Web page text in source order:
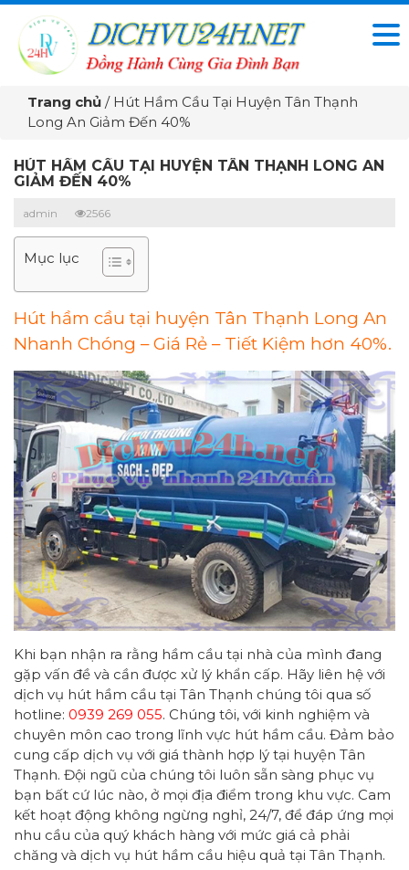
Trang chủ / Hút Hầm Cầu Tại Huyện Tân Thạnh
Long An Giảm Đến 40%
HÚT HẦM CẦU TẠI HUYỆN TÂN THẠNH LONG AN
GIẢM ĐẾN 40%
admin 2566
Mục lục
Hút hầm cầu tại huyện Tân Thạnh Long An
Nhanh Chóng – Giá Rẻ – Tiết Kiệm hơn 40%.
Khi bạn nhận ra rằng hầm cầu tại nhà của mình đang
gặp vấn đề và cần được xử lý khẩn cấp. Hãy liên hệ với
dịch vụ hút hầm cầu tại Tân Thạnh chúng tôi qua số
hotline: 0939 269 055. Chúng tôi, với kinh nghiệm và
chuyên môn cao trong lĩnh vực hút hầm cầu. Đảm bảo
cung cấp dịch vụ với giá thành hợp lý tại huyện Tân
Thạnh. Đội ngũ của chúng tôi luôn sẵn sàng phục vụ
bạn bất cứ lúc nào, ở mọi địa điểm trong khu vực. Cam
kết hoạt động không ngừng nghỉ, 24/7, để đáp ứng mọi
nhu cầu của quý khách hàng với mức giá cả phải
chăng và dịch vụ hút hầm cầu hiệu quả tại Tân Thạnh.